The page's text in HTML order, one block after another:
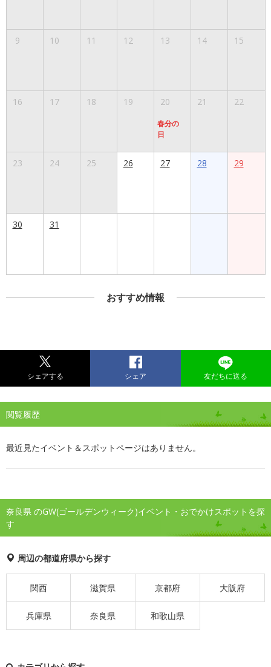
9 10 11 12 13 14 15
16 17 18 19 20
春分の
日
21 22
23 24 25 26 27 28 29
30 31
おすすめ情報
シェアする シェア 友だちに送る
閲覧履歴
最近見たイベント＆スポットページはありません。
奈良県 のGW(ゴールデンウィーク)イベント・おでかけスポットを探
す
周辺の都道府県から探す
関西 滋賀県 京都府 大阪府
兵庫県 奈良県 和歌山県